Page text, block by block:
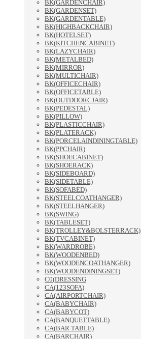
BK(GARDENCHAIR)
BK(GARDENSET)
BK(GARDENTABLE)
BK(HIGHBACKCHAIR)
BK(HOTELSET)
BK(KITCHENCABINET)
BK(LAZYCHAIR)
BK(METALBED)
BK(MIRROR)
BK(MULTICHAIR)
BK(OFFICECHAIR)
BK(OFFICETABLE)
BK(OUTDOORCJAIR)
BK(PEDESTAL)
BK(PILLOW)
BK(PLASTICCHAIR)
BK(PLATERACK)
BK(PORCELAINDININGTABLE)
BK(PPCHAIR)
BK(SHOECABINET)
BK(SHOERACK)
BK(SIDEBOARD)
BK(SIDETABLE)
BK(SOFABED)
BK(STEELCOATHANGER)
BK(STEELHANGER)
BK(SWING)
BK(TABLESET)
BK(TROLLEY&BOLSTERRACK)
BK(TVCABINET)
BK(WARDROBE)
BK(WOODENBED)
BK(WOODENCOATHANGER)
BK(WOODENDININGSET)
C0(DRESSING
CA(123SOFA)
CA(AIRPORTCHAIR)
CA(BABYCHAIR)
CA(BABYCOT)
CA(BANQUETTABLE)
CA(BAR TABLE)
CA(BARCHAIR)